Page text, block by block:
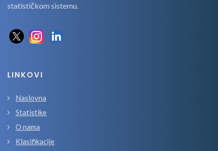
statističkom sistemu.
LINKOVI
Naslovna
Statistike
O nama
Klasifikacije